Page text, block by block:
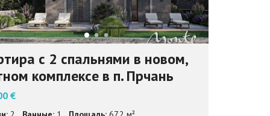
с 2 спальнями в новом,
комплексе в п. Прчань
€